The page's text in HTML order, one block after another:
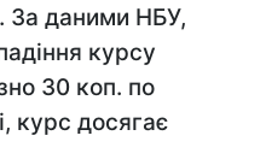
За даними НБУ,
курсу
30 коп. по
курс досягає